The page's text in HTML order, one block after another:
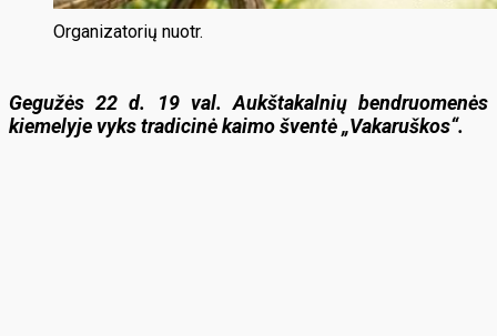
Organizatorių nuotr.
Gegužės 22 d. 19 val. Aukštakalnių bendruomenės
kiemelyje vyks tradicinė kaimo šventė „Vakaruškos“.